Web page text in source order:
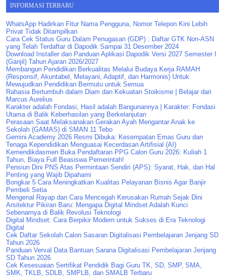
INFORMASI TERBARU
WhatsApp Hadirkan Fitur Nama Pengguna, Nomor Telepon Kini Lebih
Privat Tidak Ditampilkan
Cara Cek Status Guru Dalam Penugasan (GDP) : Daftar GTK Non-ASN
yang Telah Terdaftar di Dapodik Sampai 31 Desember 2024
Download Installer dan Panduan Aplikasi Dapodik Versi 2027 Semester I
(Ganjil) Tahun Ajaran 2026/2027
Membangun Pendidikan Berkualitas Melalui Budaya Kerja RAMAH
(Responsif, Akuntabel, Melayani, Adaptif, dan Harmonis) Untuk
Mewujudkan Pendidikan Bermutu untuk Semua
Rahasia Bertumbuh dalam Diam dan Kekuatan Stoikisme | Belajar dari
Marcus Aurelius
Karakter adalah Fondasi, Hasil adalah Bangunannya | Karakter: Fondasi
Utama di Balik Keberhasilan yang Berkelanjutan
Perasaan Saat Melaksanakan Gerakan Ayah Mengantar Anak ke
Sekolah (GAMAS) di SMAN 11 Tebo
Gemini Academy 2026 Resmi Dibuka: Kesempatan Emas Guru dan
Tenaga Kependidikan Menguasai Kecerdasan Artifisial (AI)
Kemendikdasmen Buka Pendaftaran PPG Calon Guru 2026: Kuliah 1
Tahun, Biaya Full Beasiswa Pemerintah!
Pensiun Dini PNS Atas Permintaan Sendiri (APS): Syarat, Hak, dan Hal
Penting yang Wajib Dipahami
Bongkar 5 Cara Meningkatkan Kualitas Pelayanan Bisnis Agar Banjir
Pembeli Setia
Mengenal Rayap dan Cara Mencegah Kerusakan Rumah Sejak Dini
Arsitektur Pikiran Baru: Mengapa Digital Mindset Adalah Kunci
Sebenarnya di Balik Revolusi Teknologi
Digital Mindset: Cara Berpikir Modern untuk Sukses di Era Teknologi
Digital
Cek Daftar Sekolah Calon Sasaran Digitalisasi Pembelajaran Jenjang SD
Tahun 2026
Panduan Verval Data Bantuan Sarana Digitalisasi Pembelajaran Jenjang
SD Tahun 2026
Cek Kesesuaian Sertifikat Pendidik Bagi Guru TK, SD, SMP, SMA,
SMK, TKLB, SDLB, SMPLB, dan SMALB Terbaru